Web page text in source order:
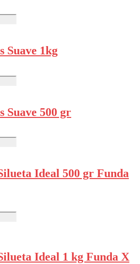
Suave 1kg
Suave 500 gr
Ideal 500 gr Funda
Ideal 1 kg Funda X